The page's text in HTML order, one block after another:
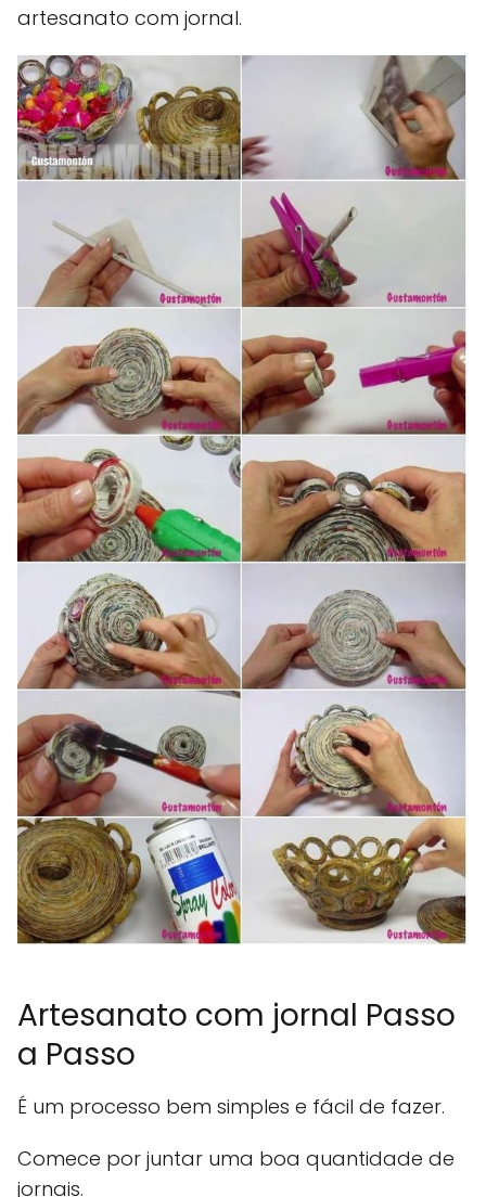
artesanato com jornal.
Artesanato com jornal Passo
a Passo
É um processo bem simples e fácil de fazer.
Comece por juntar uma boa quantidade de
jornais.